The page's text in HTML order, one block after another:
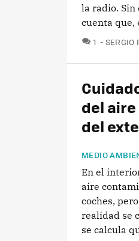
la radio. Sin
cuenta que,
1
SERGIO
del
del
MEDIO
En el
aire
coches,
realidad se
se calcula